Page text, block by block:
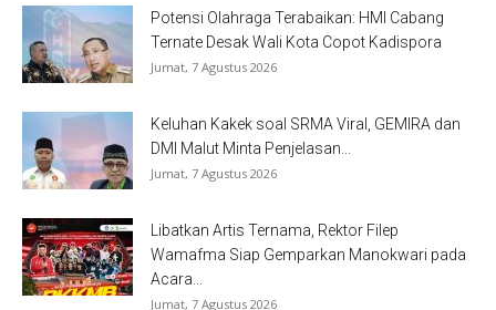
Potensi Olahraga Terabaikan: HMI Cabang
Ternate Desak Wali Kota Copot Kadispora
Jumat, 7 Agustus 2026
Keluhan Kakek soal SRMA Viral, GEMIRA dan
DMI Malut Minta Penjelasan...
Jumat, 7 Agustus 2026
Libatkan Artis Ternama, Rektor Filep
Wamafma Siap Gemparkan Manokwari pada
Acara...
Jumat, 7 Agustus 2026